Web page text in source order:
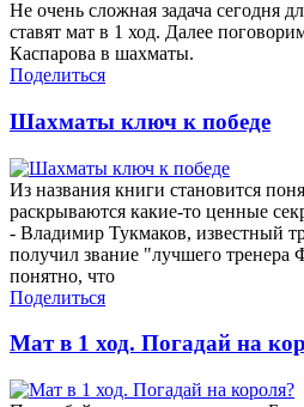
Не очень сложная задача сегодня
ставят мат в 1 ход. Далее
Каспарова в шахматы.
Поделиться
Шахматы ключ к победе
Из названия книги становится
раскрываются какие-то ценные
- Владимир Тукмаков, известный
получил звание "лучшего
понятно, что
Поделиться
Мат в 1 ход. Погадай на